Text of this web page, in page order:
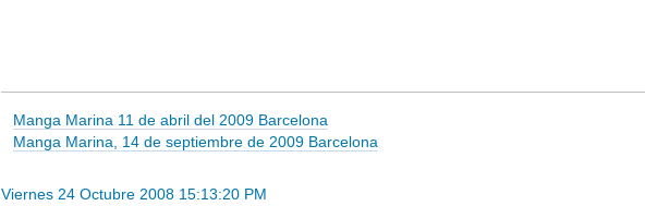
Manga Marina 11 de abril del 2009 Barcelona
Manga Marina, 14 de septiembre de 2009 Barcelona
Viernes 24 Octubre 2008 15:13:20 PM